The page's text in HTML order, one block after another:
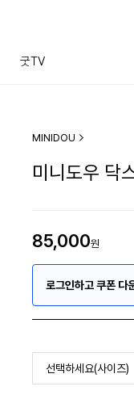
굿TV
MINIDOU
미니도우 닥
85,000원
로그인하고 쿠폰 다
선택하세요(사이즈)